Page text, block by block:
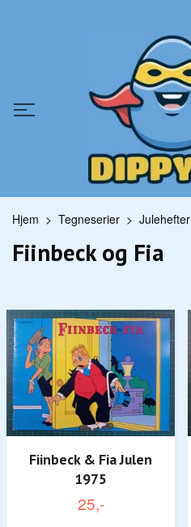
Hjem Tegneserier Julehefter
Fiinbeck og Fia
Fiinbeck & Fia Julen
1975
25,-